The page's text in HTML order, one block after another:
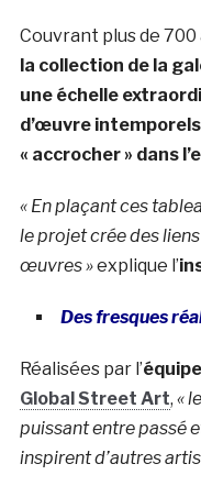
Couvrant plus de
la collection de la
une échelle
d’œuvre
« accrocher » dans
« En plaçant ces
le projet crée des
œuvres »explique l’
Des fresques
Réalisées par l’
Global Street Art, «
puissant entre passé
inspirent d’autres